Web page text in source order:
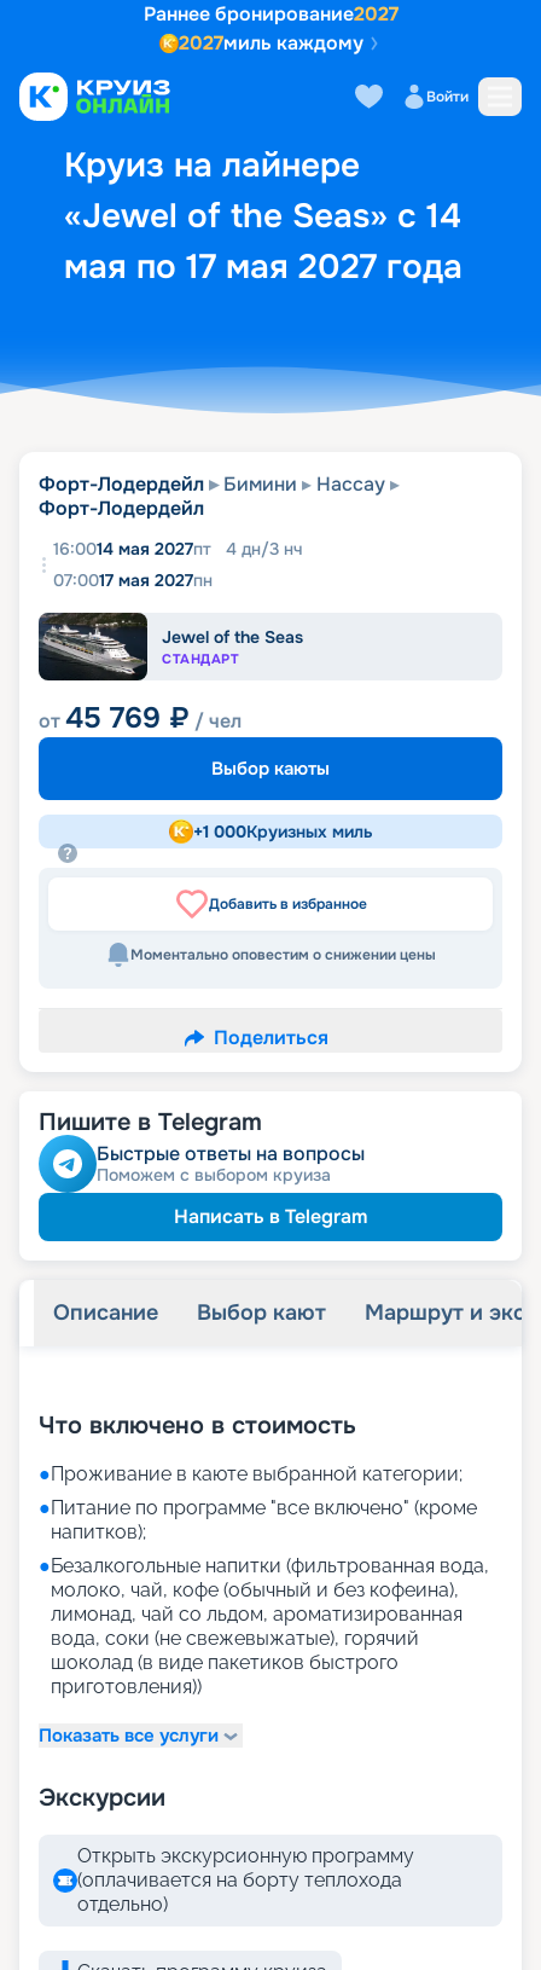
Раннее бронирование2027
2027миль каждому
Войти
Круиз на лайнере
«Jewel of the Seas» с 14
мая по 17 мая 2027 года
Выбор кают Маршрут и
Форт-Лодердейл Бимини
Нассау
Форт-Лодердейл
16:0014 мая 2027пт 4 дн/3 нч
07:0017 мая 2027пн
Jewel of the Seas
СТАНДАРТ
от45 769 ₽ / чел
Выбор каюты
+1 000Круизных миль
Добавить в избранное
Моментально оповестим о снижении цены
Поделиться
Пишите в Telegram
Быстрые ответы на вопросы
Поможем с выбором круиза
Написать в Telegram
Описание Выбор кают Маршрут и
Что включено в стоимость
●Проживание в каюте выбранной категории;
●Питание по программе "все включено" (кроме
напитков);
●Безалкогольные напитки (фильтрованная вода,
молоко, чай, кофе (обычный и без кофеина),
лимонад, чай со льдом, ароматизированная
вода, соки (не свежевыжатые), горячий
шоколад (в виде пакетиков быстрого
приготовления))
Показать все услуги
Экскурсии
Открыть экскурсионную программу
(оплачивается на борту теплохода
отдельно)